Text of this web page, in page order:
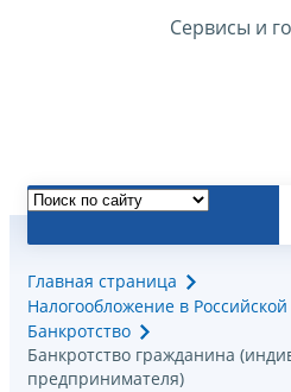
Сервисы и
Главная страница
Налогообложение в
Банкротство
Банкротство гражданина
предпринимателя)